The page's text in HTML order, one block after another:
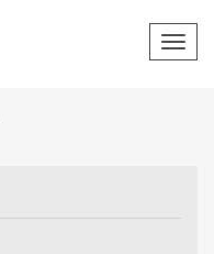
Toon